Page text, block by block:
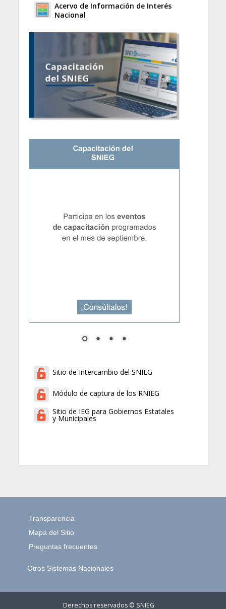
Acervo de Información de Interés
Nacional
Sitio de Intercambio del SNIEG
Módulo de captura de los RNIEG
Sitio de IEG para Gobiernos Estatales
y Municipales
Transparencia
Mapa del Sitio
Preguntas frecuentes
Otros Sistemas Nacionales
Derechos reservados © SNIEG